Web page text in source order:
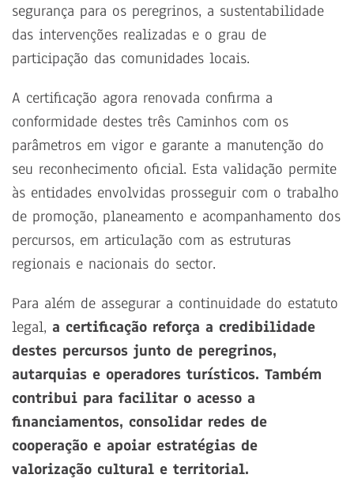
segurança para os peregrinos, a sustentabilidade
das intervenções realizadas e o grau de
participação das comunidades locais.
A certificação agora renovada confirma a
conformidade destes três Caminhos com os
parâmetros em vigor e garante a manutenção do
seu reconhecimento oficial. Esta validação permite
às entidades envolvidas prosseguir com o trabalho
de promoção, planeamento e acompanhamento dos
percursos, em articulação com as estruturas
regionais e nacionais do sector.
Para além de assegurar a continuidade do estatuto
legal, a certificação reforça a credibilidade
destes percursos junto de peregrinos,
autarquias e operadores turísticos. Também
contribui para facilitar o acesso a
financiamentos, consolidar redes de
cooperação e apoiar estratégias de
valorização cultural e territorial.